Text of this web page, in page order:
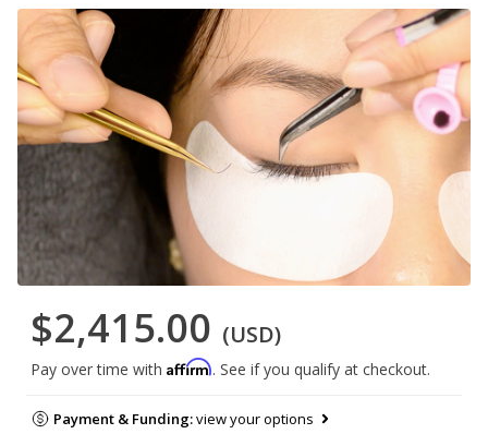
$2,415.00 (USD)
Pay over time with Affirm. See if you qualify at checkout.
Payment & Funding:view your options